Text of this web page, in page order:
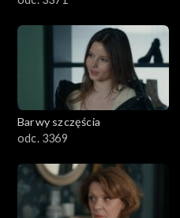
Barwy szczęścia
odc. 3369